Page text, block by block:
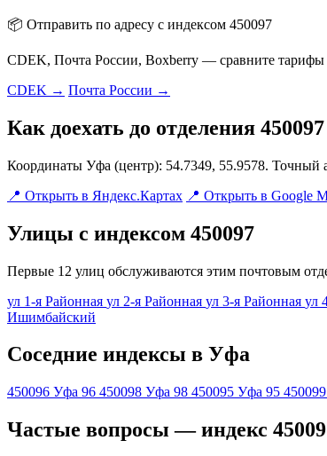
📦 Отправить по адресу с индексом 450097
CDEK, Почта России, Boxberry — сравните тарифы
CDEK → Почта России →
Как доехать до отделения 450097
Координаты Уфа (центр): 54.7349, 55.9578.
📍 Открыть в Яндекс.Картах 📍 Открыть в Google
Улицы с индексом 450097
Первые 12 улиц обслуживаются этим почтовым
ул 1-я Районная ул 2-я Районная ул 3-я Районная ул
Ишимбайский
Соседние индексы в Уфа
450096 Уфа 96 450098 Уфа 98 450095 Уфа 95 450099
Частые вопросы — индекс